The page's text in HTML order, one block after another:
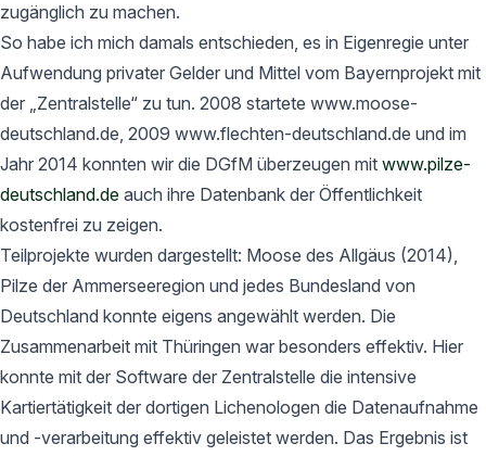
zugänglich zu machen.
So habe ich mich damals entschieden, es in Eigenregie unter
Aufwendung privater Gelder und Mittel vom Bayernprojekt mit
der „Zentralstelle“ zu tun. 2008 startete www.moose-
deutschland.de, 2009 www.flechten-deutschland.de und im
Jahr 2014 konnten wir die DGfM überzeugen mit www.pilze-
deutschland.de auch ihre Datenbank der Öffentlichkeit
kostenfrei zu zeigen.
Teilprojekte wurden dargestellt: Moose des Allgäus (2014),
Pilze der Ammerseeregion und jedes Bundesland von
Deutschland konnte eigens angewählt werden. Die
Zusammenarbeit mit Thüringen war besonders effektiv. Hier
konnte mit der Software der Zentralstelle die intensive
Kartiertätigkeit der dortigen Lichenologen die Datenaufnahme
und -verarbeitung effektiv geleistet werden. Das Ergebnis ist